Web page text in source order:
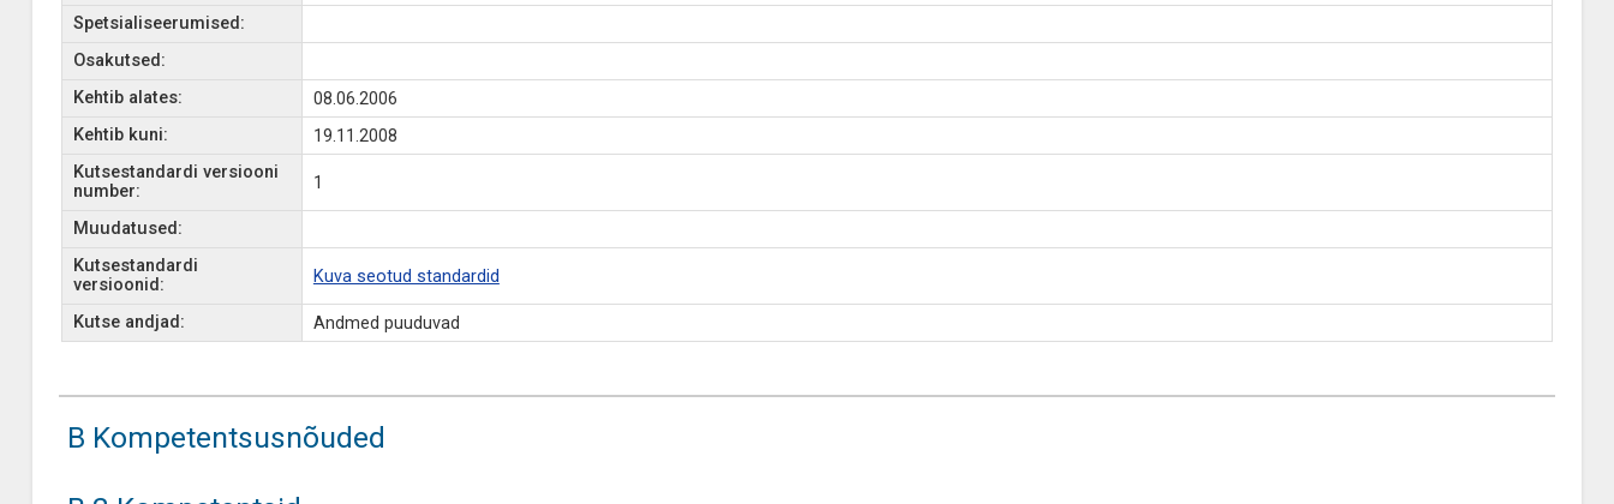
Spetsialiseerumised:
Osakutsed:
Kehtib alates:
08.06.2006
Kehtib kuni:
19.11.2008
Kutsestandardi versiooni
number:
1
Muudatused:
Kutsestandardi
versioonid:
Kuva seotud standardid
Kutse andjad: Andmed puuduvad
B Kompetentsusnõuded